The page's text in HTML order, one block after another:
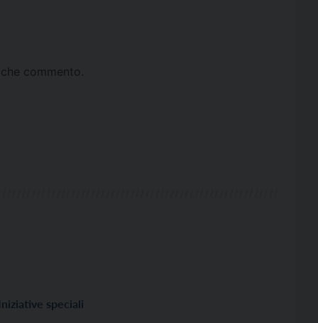
commento.
Iniziative speciali